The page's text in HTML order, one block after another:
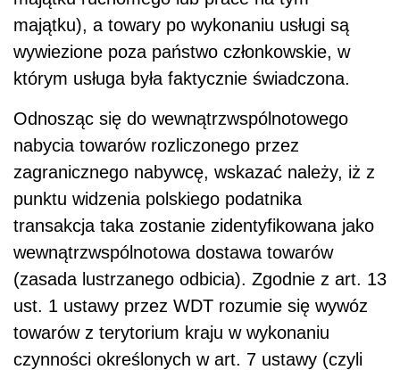
majątku), a towary po wykonaniu usługi są
wywiezione poza państwo członkowskie, w
którym usługa była faktycznie świadczona.
Odnosząc się do wewnątrzwspólnotowego
nabycia towarów rozliczonego przez
zagranicznego nabywcę, wskazać należy, iż z
punktu widzenia polskiego podatnika
transakcja taka zostanie zidentyfikowana jako
wewnątrzwspólnotowa dostawa towarów
(zasada lustrzanego odbicia). Zgodnie z art. 13
ust. 1 ustawy przez WDT rozumie się wywóz
towarów z terytorium kraju w wykonaniu
czynności określonych w art. 7 ustawy (czyli